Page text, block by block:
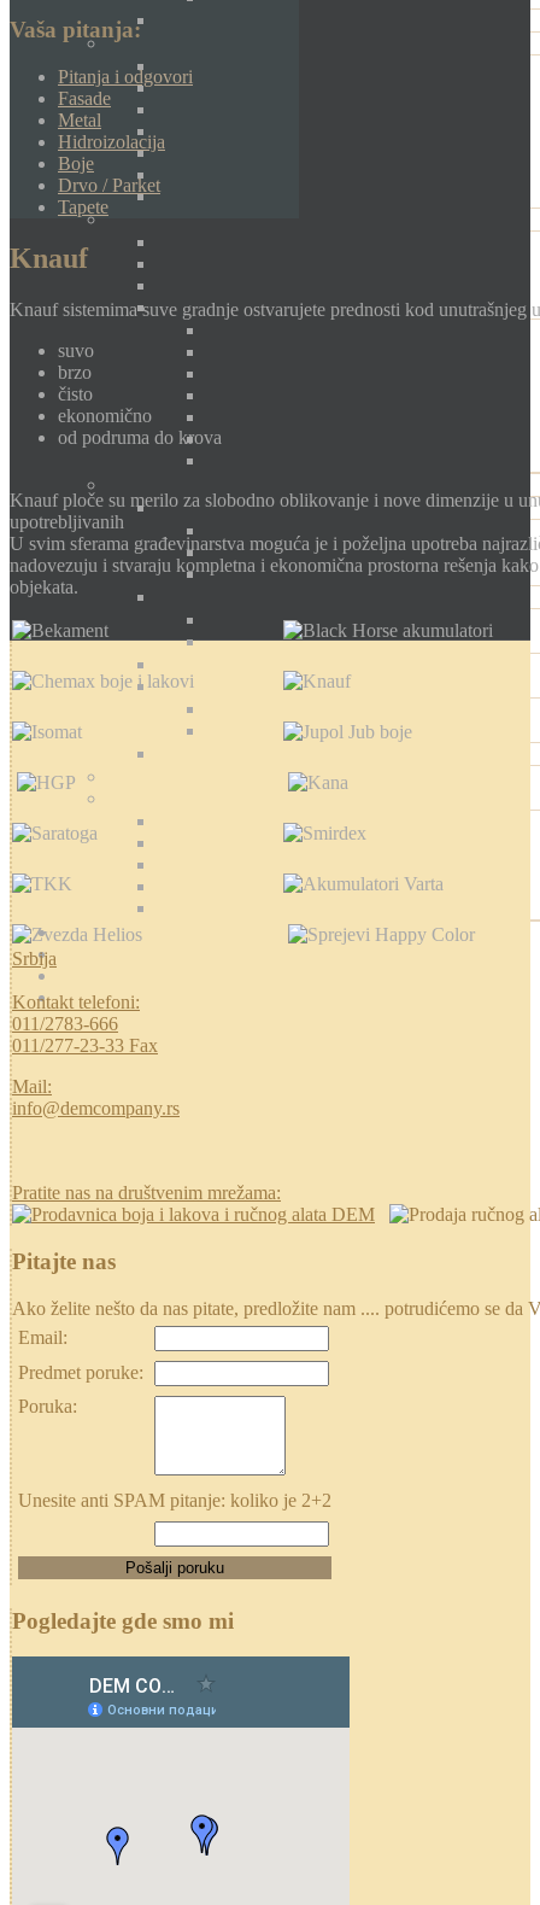
Vaša pitanja:
Pitanja i odgovori
Fasade
Metal
Hidroizolacija
Boje
Drvo / Parket
Tapete
Knauf
Knauf sistemima suve gradnje ostvarujete prednosti kod unutrašnjeg
suvo
brzo
čisto
ekonomično
od podruma do krova
Knauf ploče su merilo za slobodno oblikovanje i nove dimenzije u
upotrebljivanih
U svim sferama građevinarstva moguća je i poželjna upotreba
nadovezuju i stvaraju kompletna i ekonomična prostorna rešenja
objekata.
Srbija
Kontakt telefoni:
011/2783-666
011/277-23-33 Fax
Mail:
info@demcompany.rs
Pratite nas na društvenim mrežama:
Pitajte nas
Ako želite nešto da nas pitate, predložite nam .... potrudićemo se
Email:
Predmet poruke:
Poruka:
Unesite anti SPAM pitanje: koliko je 2+2
Pogledajte gde smo mi